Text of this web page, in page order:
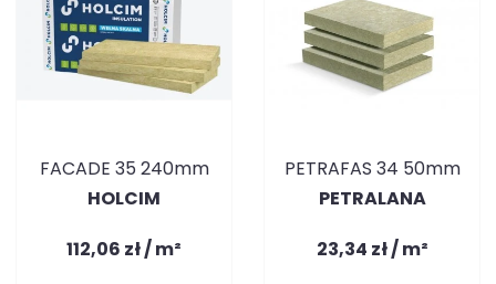
FACADE 35 240mm
HOLCIM
112,06 zł / m²
PETRAFAS 34 50mm
PETRALANA
23,34 zł / m²